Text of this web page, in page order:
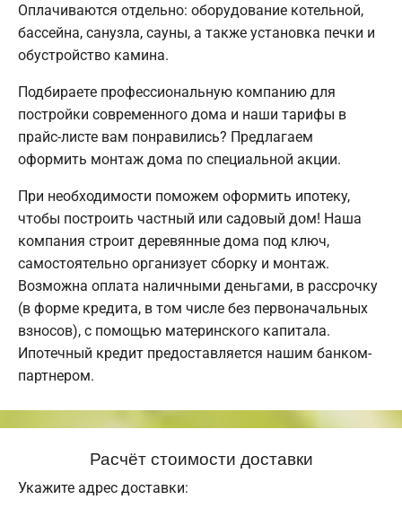
Оплачиваются отдельно: оборудование котельной,
бассейна, санузла, сауны, а также установка печки и
обустройство камина.
Подбираете профессиональную компанию для
постройки современного дома и наши тарифы в
прайс-листе вам понравились? Предлагаем
оформить монтаж дома по специальной акции.
При необходимости поможем оформить ипотеку,
чтобы построить частный или садовый дом! Наша
компания строит деревянные дома под ключ,
самостоятельно организует сборку и монтаж.
Возможна оплата наличными деньгами, в рассрочку
(в форме кредита, в том числе без первоначальных
взносов), с помощью материнского капитала.
Ипотечный кредит предоставляется нашим банком-
партнером.
Расчёт стоимости доставки
Укажите адрес доставки: